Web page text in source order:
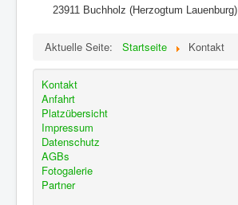
Spiel, Sport, Baden
Preise
.
23911 Buchholz (Herzogtum Lauenburg)
Aktuelle Seite: Startseite Kontakt
Kontakt
Anfahrt
Platzübersicht
Impressum
Datenschutz
AGBs
Fotogalerie
Partner